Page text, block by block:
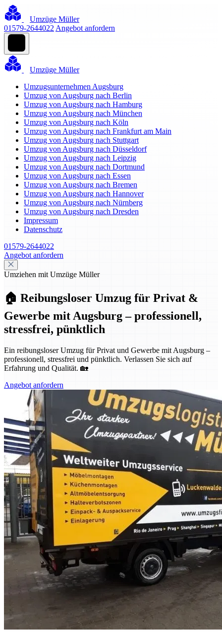
Umzüge Müller
01579-2644022 Angebot anfordern
Umzüge Müller
Umzugsunternehmen Augsburg
Umzug von Augsburg nach Berlin
Umzug von Augsburg nach Hamburg
Umzug von Augsburg nach München
Umzug von Augsburg nach Köln
Umzug von Augsburg nach Frankfurt am Main
Umzug von Augsburg nach Stuttgart
Umzug von Augsburg nach Düsseldorf
Umzug von Augsburg nach Leipzig
Umzug von Augsburg nach Dortmund
Umzug von Augsburg nach Essen
Umzug von Augsburg nach Bremen
Umzug von Augsburg nach Hannover
Umzug von Augsburg nach Nürnberg
Umzug von Augsburg nach Dresden
Impressum
Datenschutz
01579-2644022
Angebot anfordern
Umziehen mit Umzüge Müller
🏠 Reibungsloser Umzug für Privat &
Gewerbe mit Augsburg – professionell,
stressfrei, pünktlich
Ein reibungsloser Umzug für Privat und Gewerbe mit Augsburg –
professionell, stressfrei und pünktlich. Verlassen Sie sich auf
Erfahrung und Qualität. 🏡
Angebot anfordern